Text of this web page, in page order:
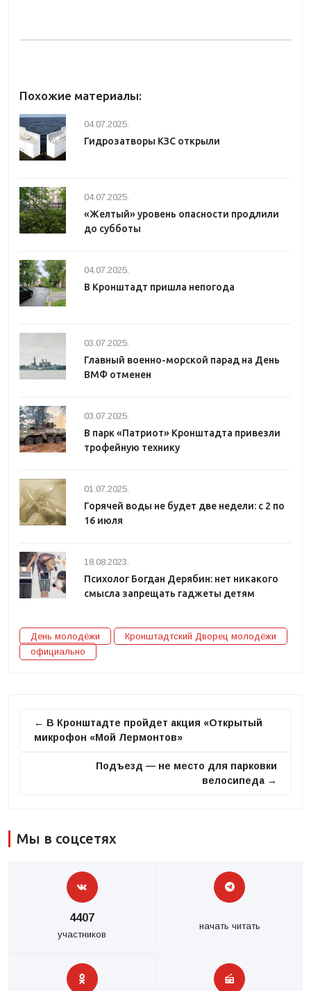
Похожие материалы:
04.07.2025.
Гидрозатворы КЗС открыли
04.07.2025.
«Желтый» уровень опасности продлили
до субботы
04.07.2025.
В Кронштадт пришла непогода
03.07.2025.
Главный военно-морской парад на День
ВМФ отменен
03.07.2025.
В парк «Патриот» Кронштадта привезли
трофейную технику
01.07.2025.
Горячей воды не будет две недели: с 2 по
16 июля
18.08.2023.
Психолог Богдан Дерябин: нет никакого
смысла запрещать гаджеты детям
День молодёжи
Кронштадтский Дворец молодёжи
официально
← В Кронштадте пройдет акция «Открытый
микрофон «Мой Лермонтов»
Подъезд — не место для парковки
велосипеда →
Мы в соцсетях
4407
участников
начать читать